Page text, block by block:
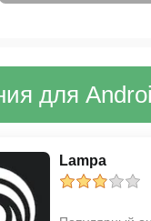
для
Lampa